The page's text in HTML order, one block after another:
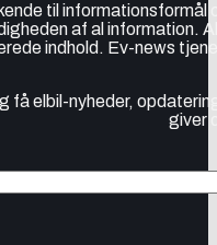
til
af al information.
indhold. Ev-news
få elbil-nyheder,
giver